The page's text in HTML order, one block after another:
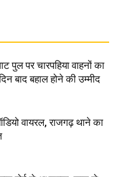
पुल पर चारपहिया वाहनों का
बाद बहाल होने की उम्मीद
वायरल, राजगढ़ थाने का